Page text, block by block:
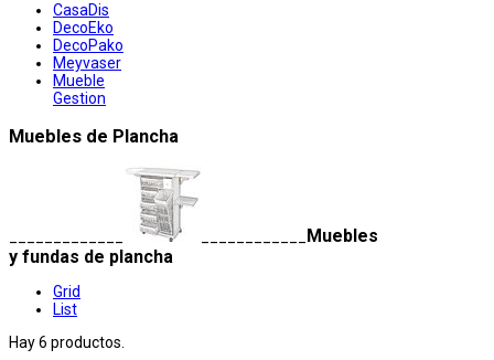
CasaDis
DecoEko
DecoPako
Meyvaser
Mueble
Gestion
Muebles de Plancha
Muebles
y fundas de plancha
Grid
List
Hay 6 productos.